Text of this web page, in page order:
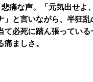
痛な声。「元気出せよ
」と言いながら、半狂
て必死に踏ん張ってい
ましさ。